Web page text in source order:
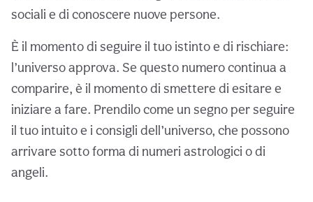
sociali e di conoscere nuove persone.
È il momento di seguire il tuo istinto e di rischiare:
l’universo approva. Se questo numero continua a
comparire, è il momento di smettere di esitare e
iniziare a fare. Prendilo come un segno per seguire
il tuo intuito e i consigli dell’universo, che possono
arrivare sotto forma di numeri astrologici o di
angeli.